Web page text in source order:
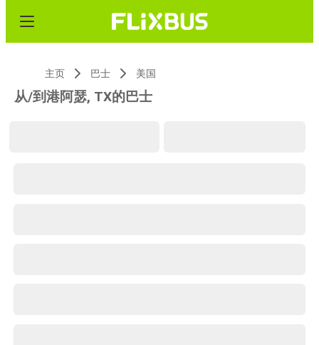
主页 巴士 美国
从/到港阿瑟, TX的巴士